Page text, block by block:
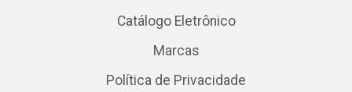
Catálogo Eletrônico
Marcas
Política de Privacidade